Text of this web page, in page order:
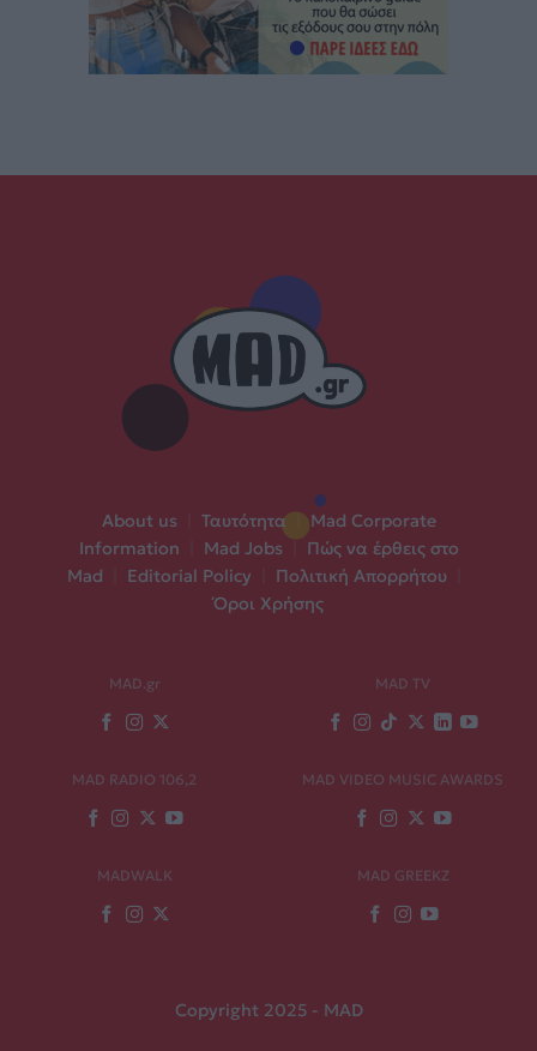
About us Ταυτότητα
Mad Corporate
Information
Mad Jobs
Πώς να έρθεις στο
Mad
Editorial Policy Πολιτική Απορρήτου
Όροι Χρήσης
MAD.gr MAD TV
MAD RADIO 106,2 MAD VIDEO MUSIC AWARDS
MADWALK MAD GREEKZ
Copyright 2025 - MAD